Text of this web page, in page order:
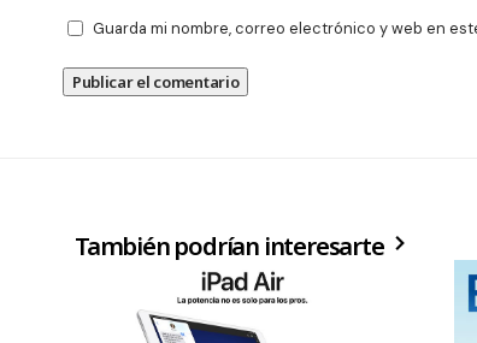
Guarda mi nombre, correo electrónico y web en
También podrían interesarte